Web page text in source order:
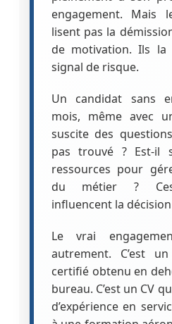
engagement. Mais
lisent pas la
de motivation. Ils la
signal de risque.
Un candidat sans
mois, même avec
suscite des
pas trouvé ? Est-il
ressources pour
du métier ? Ces
influencent la
Le vrai
autrement. C’est
certifié obtenu en
bureau. C’est un CV
d’expérience en